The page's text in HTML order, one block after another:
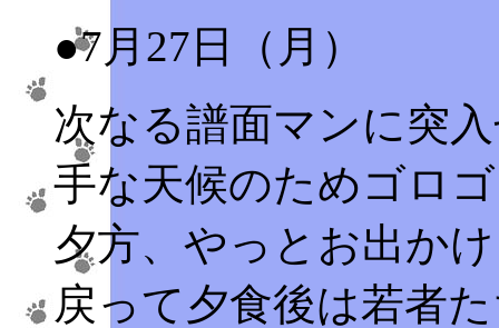
●7月27日（月）
次なる譜面マンに突
手な天候のためゴロ
夕方、やっとお出か
戻って夕食後は若者